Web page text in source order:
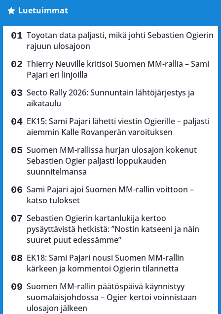
Luetuimmat
Toyotan data paljasti, mikä johti Sebastien Ogierin
rajuun ulosajoon
Thierry Neuville kritisoi Suomen MM-rallia – Sami
Pajari eri linjoilla
Secto Rally 2026: Sunnuntain lähtöjärjestys ja
aikataulu
EK15: Sami Pajari lähetti viestin Ogierille – paljasti
aiemmin Kalle Rovanperän varoituksen
Suomen MM-rallissa hurjan ulosajon kokenut
Sebastien Ogier paljasti loppukauden
suunnitelmansa
Sami Pajari ajoi Suomen MM-rallin voittoon –
katso tulokset
Sebastien Ogierin kartanlukija kertoo
pysäyttävistä hetkistä: ”Nostin katseeni ja näin
suuret puut edessämme”
EK18: Sami Pajari nousi Suomen MM-rallin
kärkeen ja kommentoi Ogierin tilannetta
Suomen MM-rallin päätöspäivä käynnistyy
suomalaisjohdossa – Ogier kertoi voinnistaan
ulosajon jälkeen